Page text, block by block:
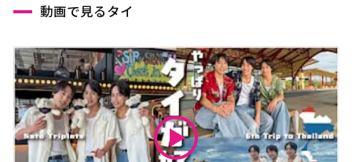
動画で見るタイ